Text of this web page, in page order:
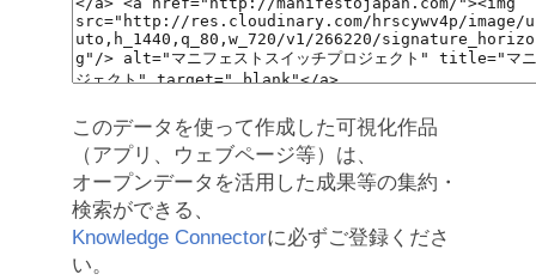
このデータを使って作成した可視化作品
（アプリ、ウェブページ等）は、
オープンデータを活用した成果等の集約・
検索ができる、
Knowledge Connectorに必ずご登録くださ
い。